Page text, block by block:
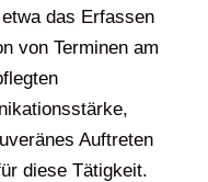
das Erfassen
von Terminen am
Auftreten
diese Tätigkeit.